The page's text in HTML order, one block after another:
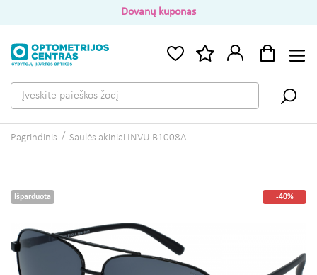
Dovanų kuponas
Pagrindinis Saulės akiniai INVU B1008A
Išparduota -40%